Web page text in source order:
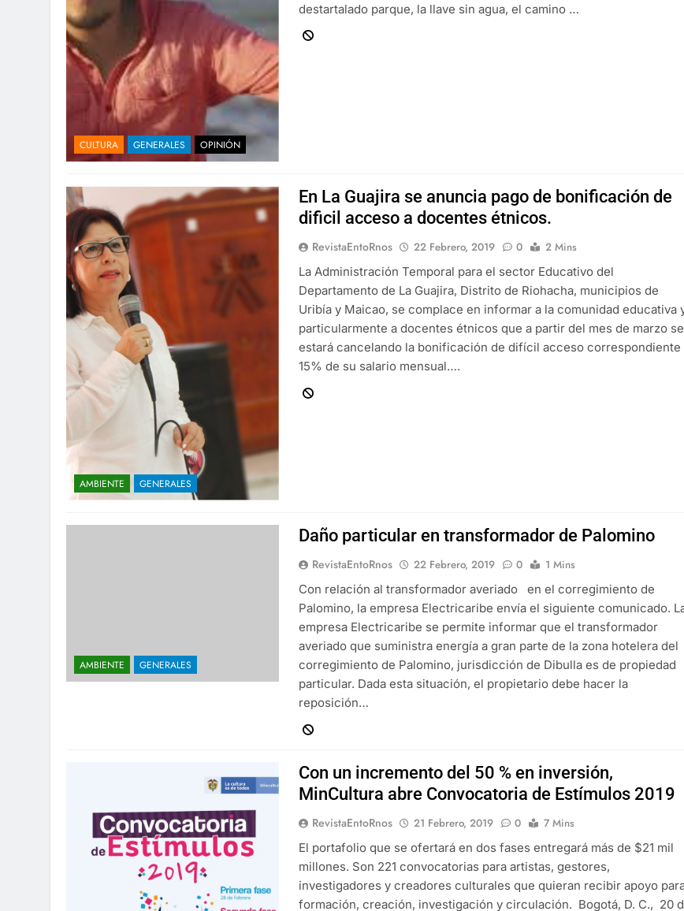
CULTURA GENERALES OPINIÓN
destartalado parque, la llave sin agua, el camino …
AMBIENTE GENERALES
En La Guajira se anuncia pago de bonificación de
dificil acceso a docentes étnicos.
RevistaEntoRnos 22 Febrero, 2019 0
2 Mins
La Administración Temporal para el sector Educativo del
Departamento de La Guajira, Distrito de Riohacha, municipios de
Uribía y Maicao, se complace en informar a la comunidad educativa
particularmente a docentes étnicos que a partir del mes de marzo se
estará cancelando la bonificación de difícil acceso correspondiente
15% de su salario mensual….
AMBIENTE GENERALES
Daño particular en transformador de Palomino
RevistaEntoRnos 22 Febrero, 2019 0
1 Mins
Con relación al transformador averiado en el corregimiento de
Palomino, la empresa Electricaribe envía el siguiente comunicado.
empresa Electricaribe se permite informar que el transformador
averiado que suministra energía a gran parte de la zona hotelera del
corregimiento de Palomino, jurisdicción de Dibulla es de propiedad
particular. Dada esta situación, el propietario debe hacer la
reposición…
Con un incremento del 50 % en inversión,
MinCultura abre Convocatoria de Estímulos 2019
RevistaEntoRnos 21 Febrero, 2019 0
7 Mins
El portafolio que se ofertará en dos fases entregará más de $21 mil
millones. Son 221 convocatorias para artistas, gestores,
investigadores y creadores culturales que quieran recibir apoyo
formación, creación, investigación y circulación. Bogotá, D. C., 20